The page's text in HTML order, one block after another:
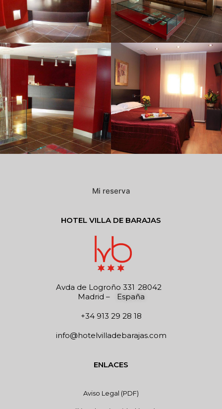
Mi reserva
HOTEL VILLA DE BARAJAS
Avda de Logroño 331 28042
Madrid – España
+34 913 29 28 18
info@hotelvilladebarajas.com
ENLACES
Aviso Legal (PDF)